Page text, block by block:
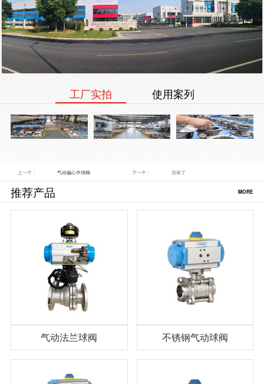
工厂实拍 使用案列
上一个： 气动偏心半球阀 下一个： 没有了
推荐产品 MORE
气动法兰球阀 不锈钢气动球阀